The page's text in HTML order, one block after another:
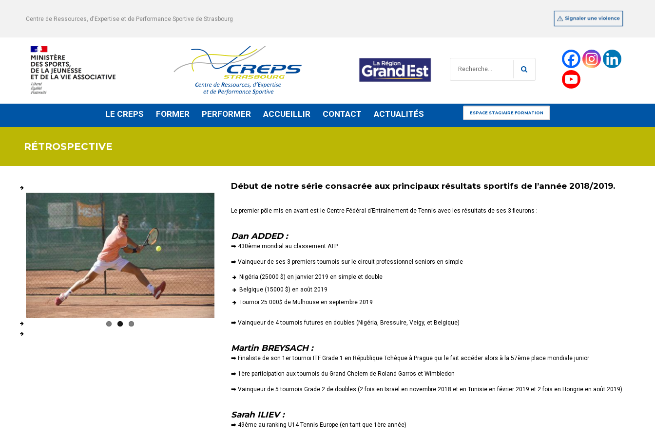
Centre de Ressources, d'Expertise et de Performance Sportive de Strasbourg
pour
LE CREPS
OUVRIR
SOUS-
FORMER
OUVRIR
SOUS-
PERFORMER
OUVRIR
SOUS-
ACCUEILLIR
OUVRIR
SOUS-
CONTACT ACTUALITÉS ESPACE STAGIAIRE FORMATION
RÉTROSPECTIVE
Début de notre série consacrée aux principaux résultats sportifs de l’année 2018/2019.
Le premier pôle mis en avant est le Centre Fédéral d’Entrainement de Tennis avec les résultats de ses 3 fleurons :
Dan ADDED :
➡️ 430ème mondial au classement ATP
➡️ Vainqueur de ses 3 premiers tournois sur le circuit professionnel seniors en simple
Nigéria (25000 $) en janvier 2019 en simple et double
Belgique (15000 $) en août 2019
Tournoi 25 000$ de Mulhouse en septembre 2019
➡️ Vainqueur de 4 tournois futures en doubles (Nigéria, Bressuire, Veigy, et Belgique)
Martin BREYSACH :
➡️ Finaliste de son 1er tournoi ITF Grade 1 en République Tchèque à Prague qui le fait accéder alors à la 57ème place mondiale junior
➡️ 1ère participation aux tournois du Grand Chelem de Roland Garros et Wimbledon
➡️ Vainqueur de 5 tournois Grade 2 de doubles (2 fois en Israël en novembre 2018 et en Tunisie en février 2019 et 2 fois en Hongrie en août 2019)
Sarah ILIEV :
➡️ 49ème au ranking U14 Tennis Europe (en tant que 1ère année)